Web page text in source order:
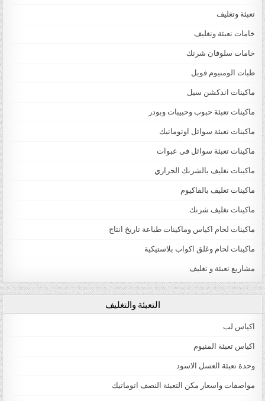
تعبئة وتغليف
خامات تعبئة وتغليف
خامات سلوفان شرنك
طبات الومنيوم فويل
ماكينات اندكشن سيل
ماكينات تعبئة حبوب وحبيبات وبودر
ماكينات تعبئة سوائل اوتوماتيك
ماكينات تعبئة سوائل فى عبوات
ماكينات تغليف بالشرنك الحراري
ماكينات تغليف بالفاكيوم
ماكينات تغليف شرنك
ماكينات لحام اكياس وماكينات طباعة تاريخ انتاج
ماكينات لحام وغلق اكواب بلاستيكية
مشاريع تعبئة و تغليف
التعبئة والتغليف
اكياس لب
اكياس تعبئة المنيوم
وحدة تعبئة العسل الاسود
مواصفات واسعار مكن التعبئة النصف اتوماتيك